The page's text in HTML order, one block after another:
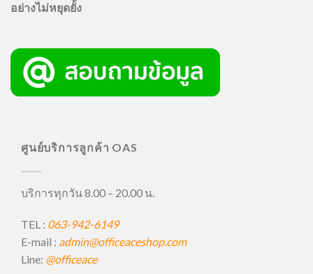
อย่างไม่หยุดยั้ง
ศูนย์บริการลูกค้า OAS
บริการทุกวัน 8.00 – 20.00 น.
TEL : 063-942-6149
E-mail : admin@officeaceshop.com
Line: @officeace